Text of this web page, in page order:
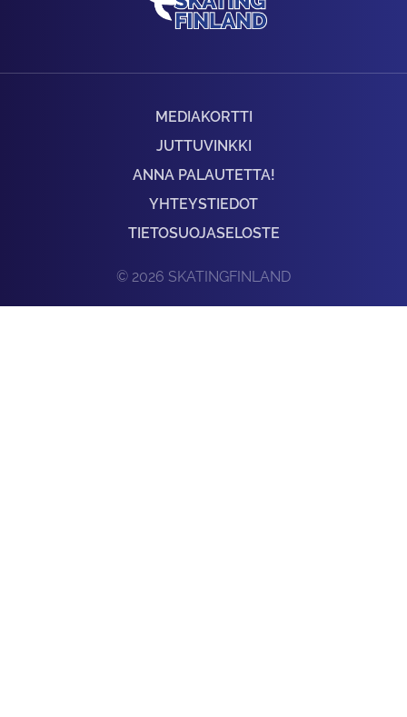
MEDIAKORTTI
JUTTUVINKKI
ANNA PALAUTETTA!
YHTEYSTIEDOT
TIETOSUOJASELOSTE
© 2026 SKATINGFINLAND